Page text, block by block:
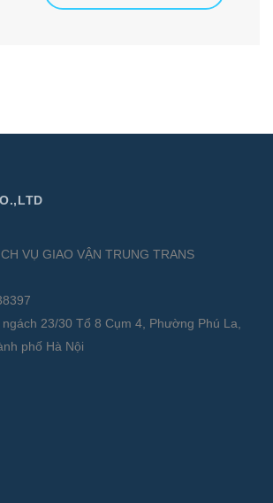
VỤ GIAO VẬN TRUNG TRANS
23/30 Tổ 8 Cụm 4, Phường Phú La,
phố Hà Nội